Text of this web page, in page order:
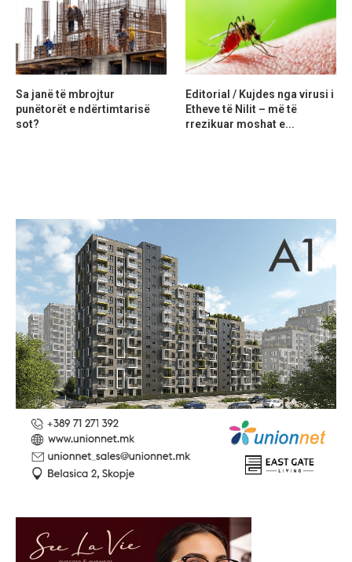
Sa janë të mbrojtur
punëtorët e ndërtimtarisë
sot?
Editorial / Kujdes nga virusi i
Etheve të Nilit – më të
rrezikuar moshat e...